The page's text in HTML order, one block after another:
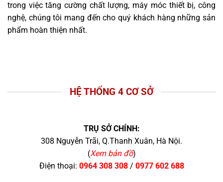
trong việc tăng cường chất lượng, máy móc thiết bị, công
nghệ, chúng tôi mang đến cho quý khách hàng những sản
phẩm hoàn thiện nhất.
HỆ THỐNG 4 CƠ SỞ
TRỤ SỞ CHÍNH:
308 Nguyễn Trãi, Q.Thanh Xuân, Hà Nội.
(Xem bản đồ)
Điện thoại: 0964 308 308/ 0977 602 688